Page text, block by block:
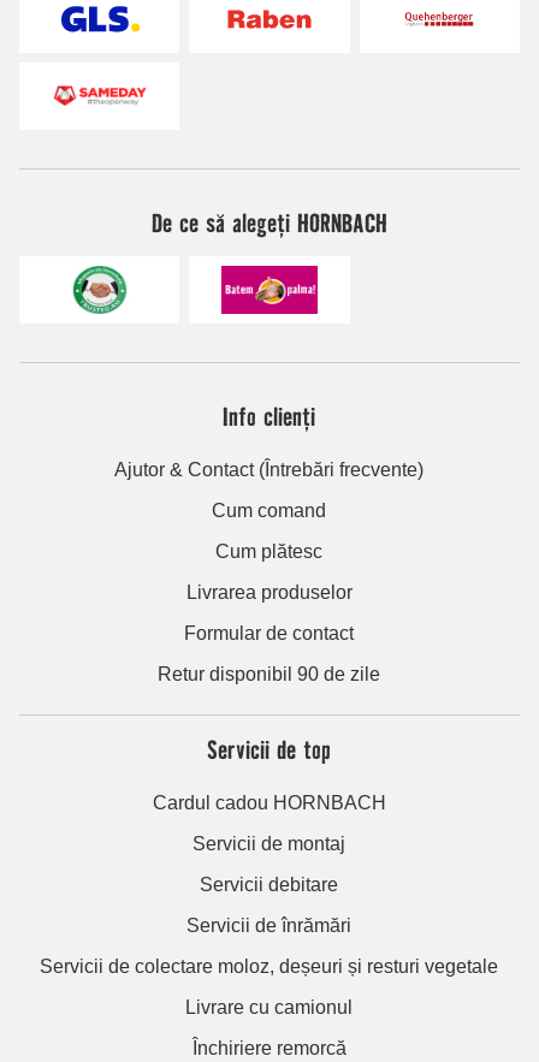
De ce să alegeți HORNBACH
Info clienți
Ajutor & Contact (Întrebări frecvente)
Cum comand
Cum plătesc
Livrarea produselor
Formular de contact
Retur disponibil 90 de zile
Servicii de top
Cardul cadou HORNBACH
Servicii de montaj
Servicii debitare
Servicii de înrămări
Servicii de colectare moloz, deșeuri și resturi vegetale
Livrare cu camionul
Închiriere remorcă